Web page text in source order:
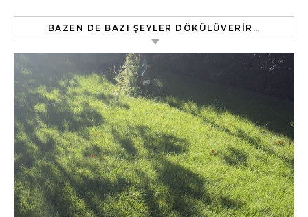
BAZEN DE BAZI ŞEYLER DÖKÜLÜVERIR…